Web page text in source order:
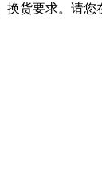
货要求。请